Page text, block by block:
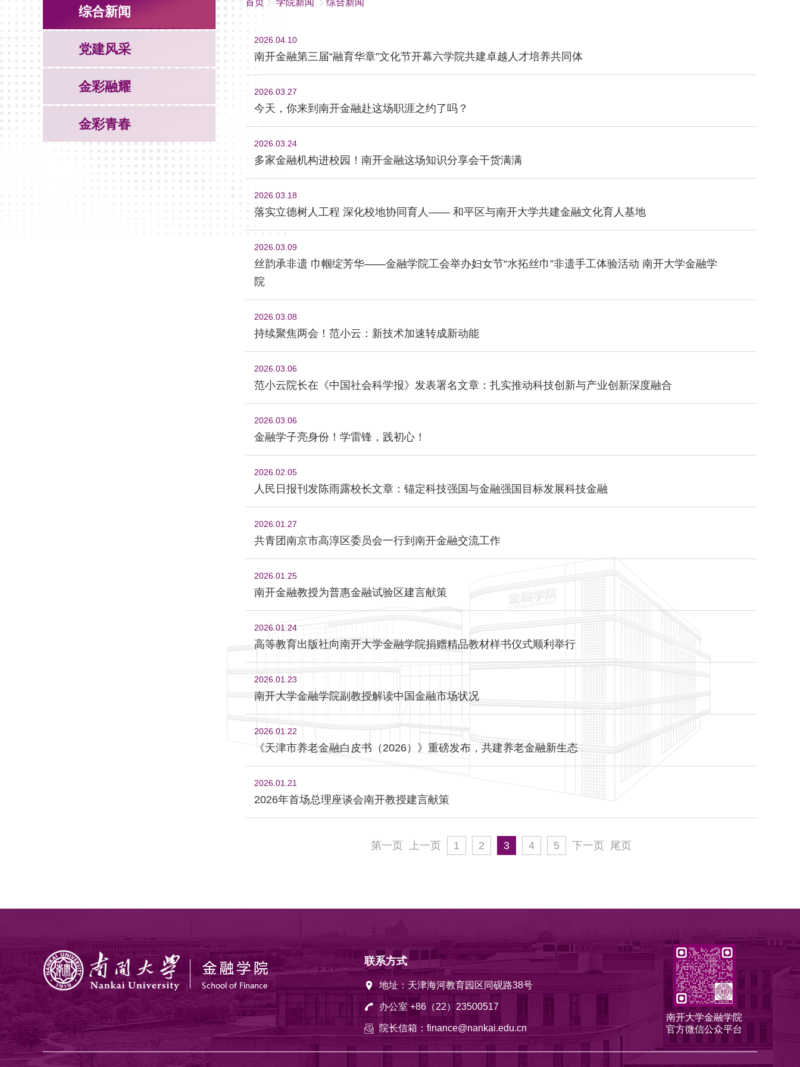
综合新闻
党建风采
金彩融耀
金彩青春
首页 学院新闻 综合新闻
2026.04.10
南开金融第三届“融育华章”文化节开幕六学院共建卓越人才培养共同体
2026.03.27
今天，你来到南开金融赴这场职涯之约了吗？
2026.03.24
多家金融机构进校园！南开金融这场知识分享会干货满满
2026.03.18
落实立德树人工程 深化校地协同育人—— 和平区与南开大学共建金融文化育人基地
2026.03.09
丝韵承非遗 巾帼绽芳华——金融学院工会举办妇女节“水拓丝巾”非遗手工体验活动 南开大学金融学
院
2026.03.08
持续聚焦两会！范小云：新技术加速转成新动能
2026.03.06
范小云院长在《中国社会科学报》发表署名文章：扎实推动科技创新与产业创新深度融合
2026.03.06
金融学子亮身份！学雷锋，践初心！
2026.02.05
人民日报刊发陈雨露校长文章：锚定科技强国与金融强国目标发展科技金融
2026.01.27
共青团南京市高淳区委员会一行到南开金融交流工作
2026.01.25
南开金融教授为普惠金融试验区建言献策
2026.01.24
高等教育出版社向南开大学金融学院捐赠精品教材样书仪式顺利举行
2026.01.23
南开大学金融学院副教授解读中国金融市场状况
2026.01.22
《天津市养老金融白皮书（2026）》重磅发布，共建养老金融新生态
2026.01.21
2026年首场总理座谈会南开教授建言献策
第一页 上一页 1 2 3 4 5 下一页 尾页
联系方式
地址：天津海河教育园区同砚路38号
办公室 +86（22）23500517
院长信箱：finance@nankai.edu.cn
南开大学金融学院
官方微信公众平台